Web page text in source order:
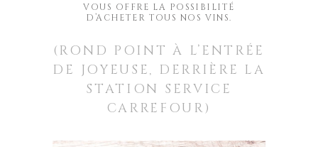
VOUS OFFRE LA POSSIBILITÉ
D’ACHETER TOUS NOS VINS.
(ROND POINT À L’ENTRÉE
DE JOYEUSE, DERRIÈRE LA
STATION SERVICE
CARREFOUR)